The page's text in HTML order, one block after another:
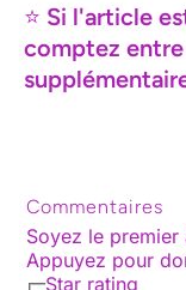
⭐ Si l'article
comptez
Commentaires
Soyez le
Appuyez pour
Star rating